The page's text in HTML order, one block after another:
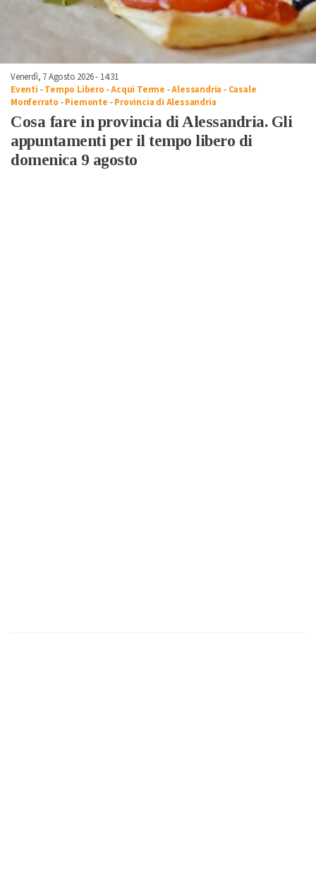
Venerdì, 7 Agosto 2026 - 14:31
Eventi -Tempo Libero -Acqui Terme -Alessandria - Casale
Monferrato -Piemonte -Provincia di Alessandria
Cosa fare in provincia di Alessandria. Gli
appuntamenti per il tempo libero di
domenica 9 agosto